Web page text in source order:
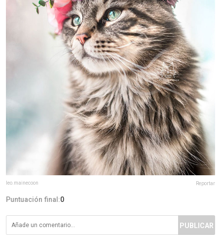
leo.mainecoon Reportar
Puntuación final:0
PUBLICAR